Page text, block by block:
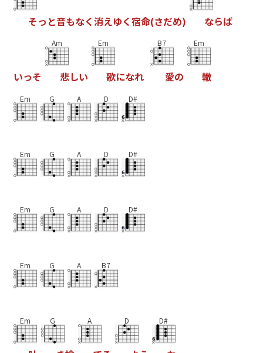
そっ と音もなく消えゆく宿命(さだめ) ならば
いっそ
Am
悲しい
Em
歌になれ
B7
愛の
Em
轍
Em G A D D#
Em G A D D#
Em G A D D#
Em G A B7
Em G A D D#